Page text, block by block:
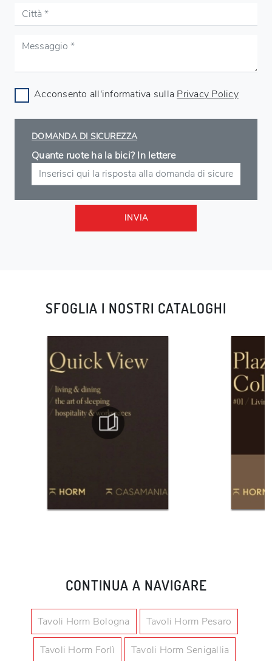
Acconsento all'informativa sulla Privacy Policy
DOMANDA DI SICUREZZA
Quante ruote ha la bici? In lettere
INVIA
SFOGLIA I NOSTRI CATALOGHI
CONTINUA A NAVIGARE
Tavoli Horm Bologna Tavoli Horm Pesaro
Tavoli Horm Forlì Tavoli Horm Senigallia